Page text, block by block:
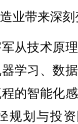
业带来深
从技术原
学习、数
的智能化
规划与投